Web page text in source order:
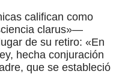
califican como
clarus»—
de su retiro: «En
hecha conjuración
que se estableció